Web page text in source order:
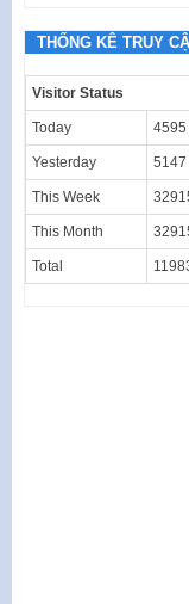
THỐNG KÊ TRUY
Visitor Status
Today 4595
Yesterday 5147
This Week
This Month
Total